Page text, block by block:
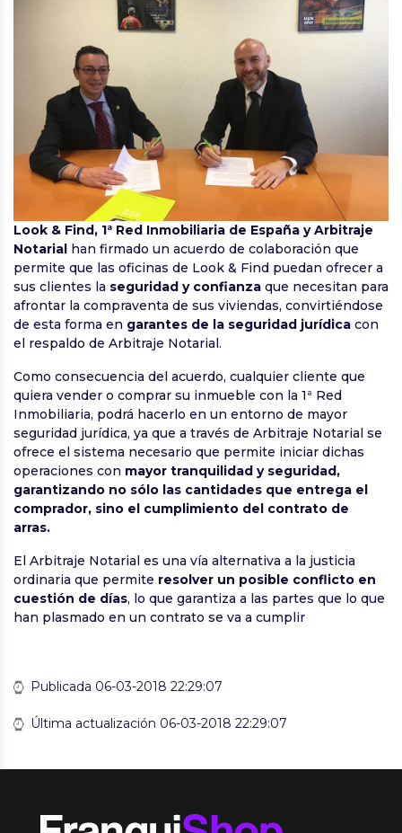
Look & Find, 1ª Red Inmobiliaria de España y Arbitraje
Notarial han firmado un acuerdo de colaboración que
permite que las oficinas de Look & Find puedan ofrecer a
sus clientes la seguridad y confianza que necesitan para
afrontar la compraventa de sus viviendas, convirtiéndose
de esta forma en garantes de la seguridad jurídica con
el respaldo de Arbitraje Notarial.
Como consecuencia del acuerdo, cualquier cliente que
quiera vender o comprar su inmueble con la 1ª Red
Inmobiliaria, podrá hacerlo en un entorno de mayor
seguridad jurídica, ya que a través de Arbitraje Notarial se
ofrece el sistema necesario que permite iniciar dichas
operaciones con mayor tranquilidad y seguridad,
garantizando no sólo las cantidades que entrega el
comprador, sino el cumplimiento del contrato de
arras.
El Arbitraje Notarial es una vía alternativa a la justicia
ordinaria que permite resolver un posible conflicto en
cuestión de días, lo que garantiza a las partes que lo que
han plasmado en un contrato se va a cumplir
Publicada 06-03-2018 22:29:07
Última actualización 06-03-2018 22:29:07